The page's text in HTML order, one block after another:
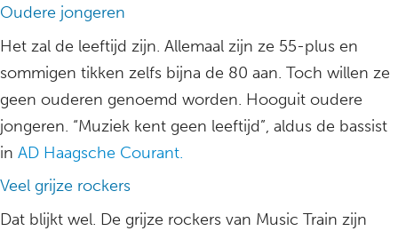
Oudere jongeren
Het zal de leeftijd zijn. Allemaal zijn ze 55-plus en
sommigen tikken zelfs bijna de 80 aan. Toch willen ze
geen ouderen genoemd worden. Hooguit oudere
jongeren. “Muziek kent geen leeftijd”, aldus de bassist
in AD Haagsche Courant.
Veel grijze rockers
Dat blijkt wel. De grijze rockers van Music Train zijn